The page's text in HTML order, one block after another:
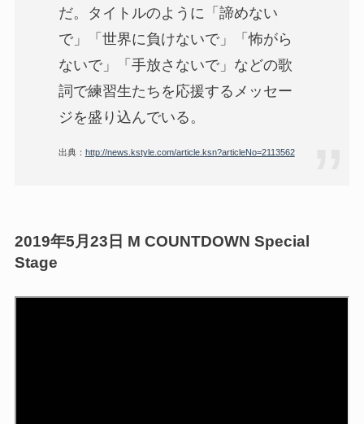
だ。タイトルのように「諦めない
で」「世界に負けないで」「怖がら
ないで」「手放さないで」などの歌
詞で練習生たちを応援するメッセー
ジを盛り込んでいる。
出典： http://news.kstyle.com/article.ksn?articleNo=2113562
2019年5月23日 M COUNTDOWN Special
Stage